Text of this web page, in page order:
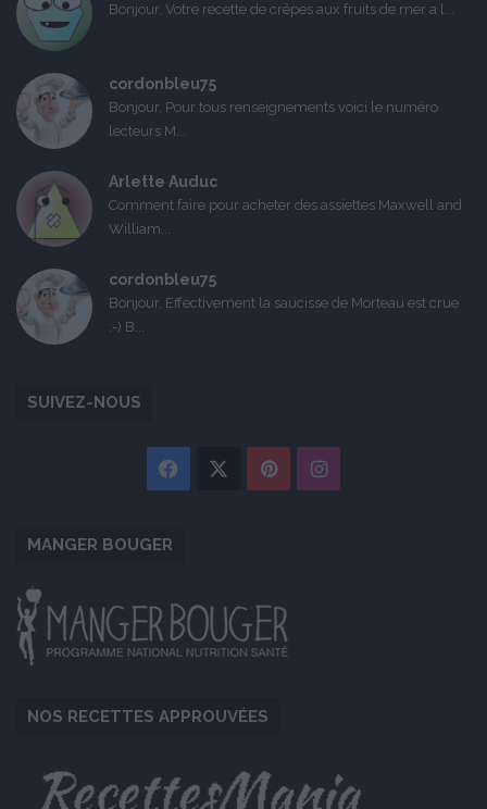
Bonjour, Votre recette de crêpes aux fruits de mer a l...
cordonbleu75
Bonjour, Pour tous renseignements voici le numéro
lecteurs M...
Arlette Auduc
Comment faire pour acheter des assiettes Maxwell and
William...
cordonbleu75
Bonjour, Effectivement la saucisse de Morteau est crue
:-) B...
SUIVEZ-NOUS
Facebook PinterestInstagram
MANGER BOUGER
NOS RECETTES APPROUVÉES